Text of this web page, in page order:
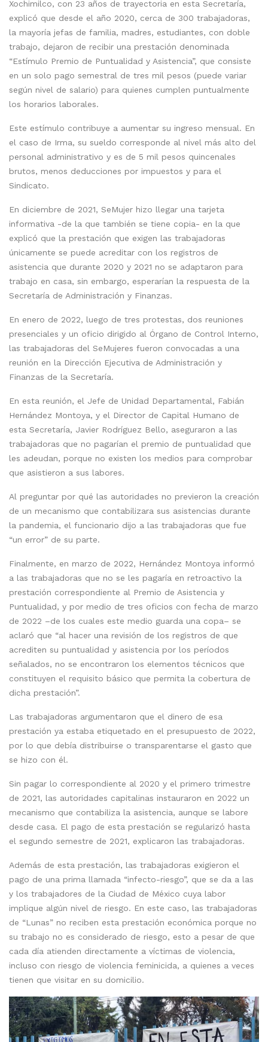
Xochimilco, con 23 años de trayectoria en esta Secretaría,
explicó que desde el año 2020, cerca de 300 trabajadoras,
la mayoría jefas de familia, madres, estudiantes, con doble
trabajo, dejaron de recibir una prestación denominada
“Estímulo Premio de Puntualidad y Asistencia”, que consiste
en un solo pago semestral de tres mil pesos (puede variar
según nivel de salario) para quienes cumplen puntualmente
los horarios laborales.
Este estímulo contribuye a aumentar su ingreso mensual. En
el caso de Irma, su sueldo corresponde al nivel más alto del
personal administrativo y es de 5 mil pesos quincenales
brutos, menos deducciones por impuestos y para el
Sindicato.
En diciembre de 2021, SeMujer hizo llegar una tarjeta
informativa -de la que también se tiene copia- en la que
explicó que la prestación que exigen las trabajadoras
únicamente se puede acreditar con los registros de
asistencia que durante 2020 y 2021 no se adaptaron para
trabajo en casa, sin embargo, esperarían la respuesta de la
Secretaría de Administración y Finanzas.
En enero de 2022, luego de tres protestas, dos reuniones
presenciales y un oficio dirigido al Órgano de Control Interno,
las trabajadoras del SeMujeres fueron convocadas a una
reunión en la Dirección Ejecutiva de Administración y
Finanzas de la Secretaría.
En esta reunión, el Jefe de Unidad Departamental, Fabián
Hernández Montoya, y el Director de Capital Humano de
esta Secretaría, Javier Rodríguez Bello, aseguraron a las
trabajadoras que no pagarían el premio de puntualidad que
les adeudan, porque no existen los medios para comprobar
que asistieron a sus labores.
Al preguntar por qué las autoridades no previeron la creación
de un mecanismo que contabilizara sus asistencias durante
la pandemia, el funcionario dijo a las trabajadoras que fue
“un error” de su parte.
Finalmente, en marzo de 2022, Hernández Montoya informó
a las trabajadoras que no se les pagaría en retroactivo la
prestación correspondiente al Premio de Asistencia y
Puntualidad, y por medio de tres oficios con fecha de marzo
de 2022 –de los cuales este medio guarda una copa– se
aclaró que “al hacer una revisión de los registros de que
acrediten su puntualidad y asistencia por los períodos
señalados, no se encontraron los elementos técnicos que
constituyen el requisito básico que permita la cobertura de
dicha prestación”.
Las trabajadoras argumentaron que el dinero de esa
prestación ya estaba etiquetado en el presupuesto de 2022,
por lo que debía distribuirse o transparentarse el gasto que
se hizo con él.
Sin pagar lo correspondiente al 2020 y el primero trimestre
de 2021, las autoridades capitalinas instauraron en 2022 un
mecanismo que contabiliza la asistencia, aunque se labore
desde casa. El pago de esta prestación se regularizó hasta
el segundo semestre de 2021, explicaron las trabajadoras.
Además de esta prestación, las trabajadoras exigieron el
pago de una prima llamada “infecto-riesgo”, que se da a las
y los trabajadores de la Ciudad de México cuya labor
implique algún nivel de riesgo. En este caso, las trabajadoras
de “Lunas” no reciben esta prestación económica porque no
su trabajo no es considerado de riesgo, esto a pesar de que
cada día atienden directamente a víctimas de violencia,
incluso con riesgo de violencia feminicida, a quienes a veces
tienen que visitar en su domicilio.